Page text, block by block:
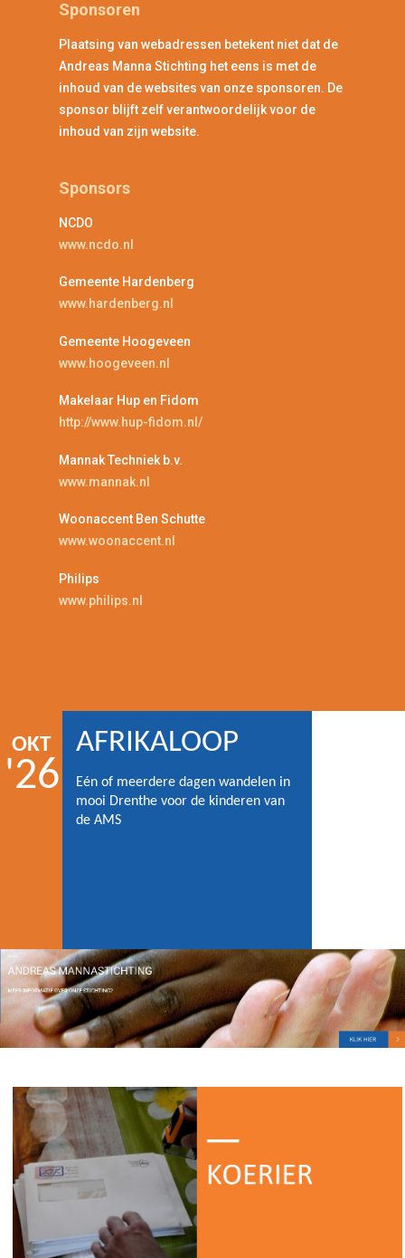
Sponsoren
Plaatsing van webadressen betekent niet dat de
Andreas Manna Stichting het eens is met de
inhoud van de websites van onze sponsoren. De
sponsor blijft zelf verantwoordelijk voor de
inhoud van zijn website.
Sponsors
NCDO
www.ncdo.nl
Gemeente Hardenberg
www.hardenberg.nl
Gemeente Hoogeveen
www.hoogeveen.nl
Makelaar Hup en Fidom
http://www.hup-fidom.nl/
Mannak Techniek b.v.
www.mannak.nl
Woonaccent Ben Schutte
www.woonaccent.nl
Philips
www.philips.nl
OKT
'26
AFRIKALOOP
Eén of meerdere dagen wandelen in
mooi Drenthe voor de kinderen van
de AMS